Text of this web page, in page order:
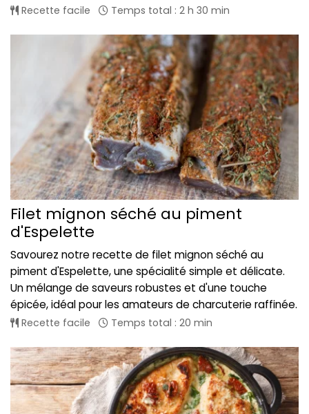
Recette facile Temps total : 2 h 30 min
Filet mignon séché au piment
d'Espelette
Savourez notre recette de filet mignon séché au
piment d'Espelette, une spécialité simple et délicate.
Un mélange de saveurs robustes et d'une touche
épicée, idéal pour les amateurs de charcuterie raffinée.
Recette facile Temps total : 20 min